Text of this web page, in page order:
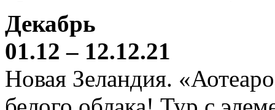
Декабрь
01.12 – 12.12.21
Новая Зеландия.